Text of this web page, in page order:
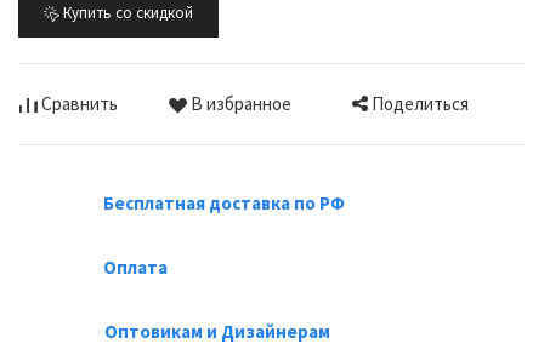
Купить со скидкой
Сравнить В избранное Поделиться
Бесплатная доставка по РФ
Оплата
Оптовикам и Дизайнерам